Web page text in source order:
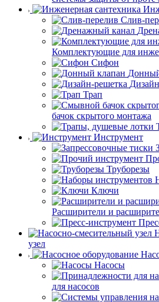
Слив-
Комплектующие для
Сифон
Трап
бачок скрытого монтажа
Инструмент
Труборезы
Ключи
Расширители и
узел
Насосы
для насосов